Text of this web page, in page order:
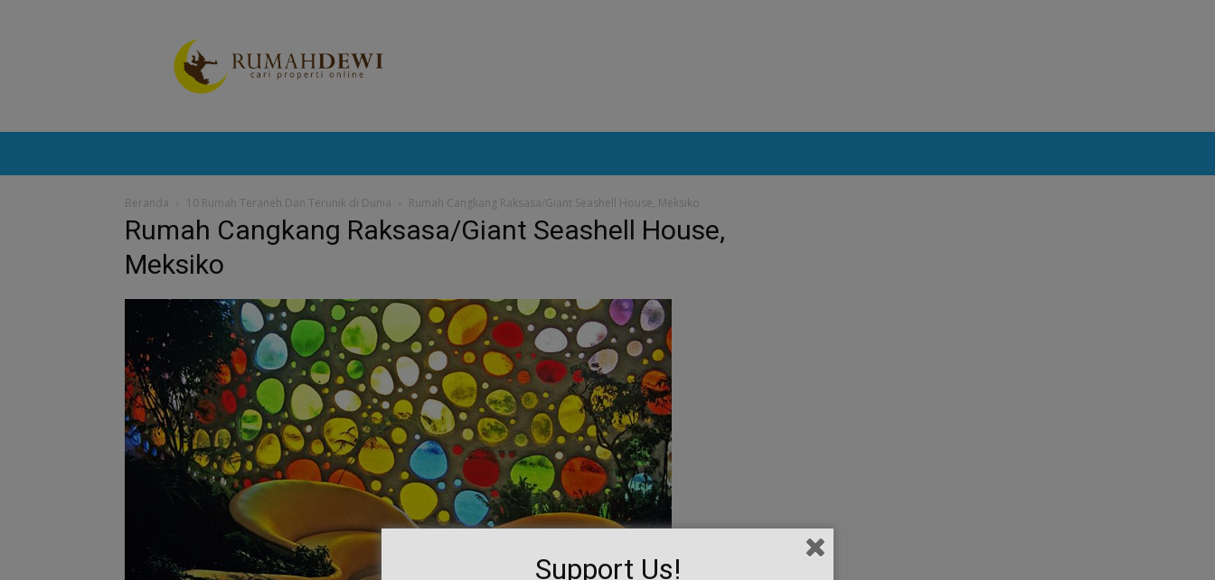
Berita
Properti
Terkini
Beranda 10 Rumah Teraneh Dan Terunik di Dunia Rumah Cangkang Raksasa/Giant Seashell House, Meksiko
Rumah Cangkang Raksasa/Giant Seashell House,
Meksiko
Support Us!